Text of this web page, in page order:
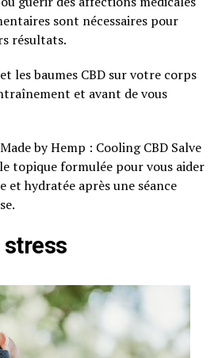
sont nécessaires pour
résultats.
les baumes CBD sur votre corps
et avant de vous
by Hemp : Cooling CBD Salve
topique formulée pour vous aider
et hydratée après une séance
stress